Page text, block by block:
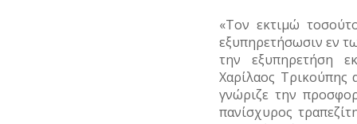
«Τον εκτιμώ
εξυπηρετήσωσιν εν
την εξυπηρετήση
Χαρίλαος Τρικούπης
γνώριζε την
πανίσχυρος